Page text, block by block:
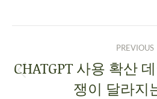
PREVIOUS
CHATGPT 사용 확산
쟁이 달라지